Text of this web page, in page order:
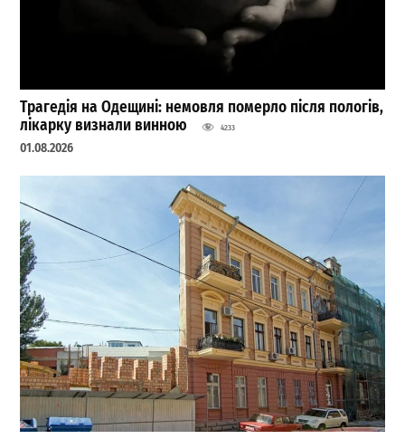
Трагедія на Одещині: немовля померло після пологів,
лікарку визнали винною
4233
01.08.2026